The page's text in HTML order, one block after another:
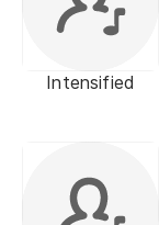
Intensified